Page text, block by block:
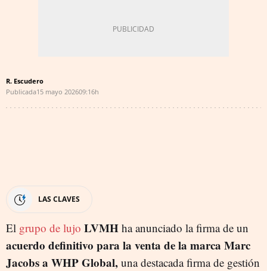
R. Escudero
Publicada15 mayo 202609:16h
LAS CLAVES
El grupo de lujo LVMH ha anunciado la firma de un
acuerdo definitivo para la venta de la marca Marc
Jacobs a WHP Global, una destacada firma de gestión